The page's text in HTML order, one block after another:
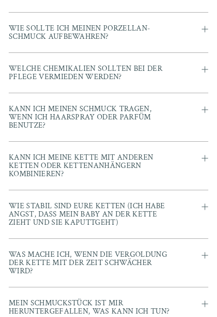
WIE SOLLTE ICH MEINEN PORZELLAN-
SCHMUCK AUFBEWAHREN?
WELCHE CHEMIKALIEN SOLLTEN BEI DER
PFLEGE VERMIEDEN WERDEN?
KANN ICH MEINEN SCHMUCK TRAGEN,
WENN ICH HAARSPRAY ODER PARFÜM
BENUTZE?
KANN ICH MEINE KETTE MIT ANDEREN
KETTEN ODER KETTENANHÄNGERN
KOMBINIEREN?
WIE STABIL SIND EURE KETTEN (ICH HABE
ANGST, DASS MEIN BABY AN DER KETTE
ZIEHT UND SIE KAPUTTGEHT)
WAS MACHE ICH, WENN DIE VERGOLDUNG
DER KETTE MIT DER ZEIT SCHWÄCHER
WIRD?
MEIN SCHMUCKSTÜCK IST MIR
HERUNTERGEFALLEN, WAS KANN ICH TUN?